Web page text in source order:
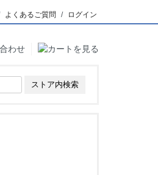
よくあるご質問 ログイン